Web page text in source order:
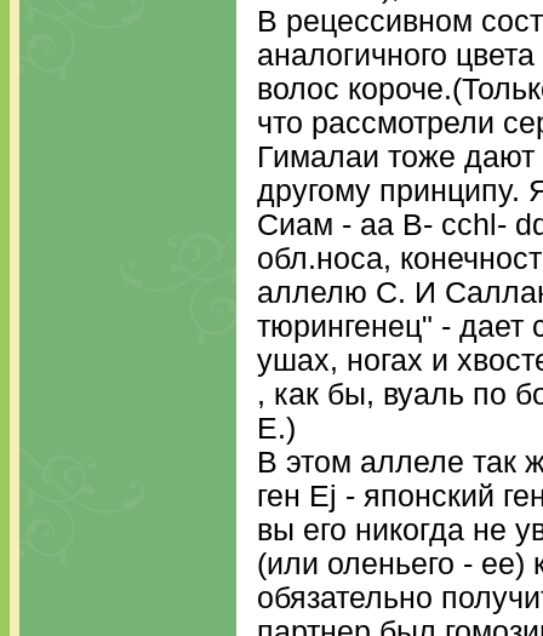
В рецессивном
аналогичного
волос
что рассмотрели
Гималаи тоже дают
другому принципу.
Сиам - aa B- cchl-
обл.носа,
аллелю С. И
тюрингенец" - дает
ушах, ногах и
, как бы, вуаль по
Е.)
В этом аллеле так
ген Ej - японский
вы его никогда не
(или оленьего - ее)
обязательно